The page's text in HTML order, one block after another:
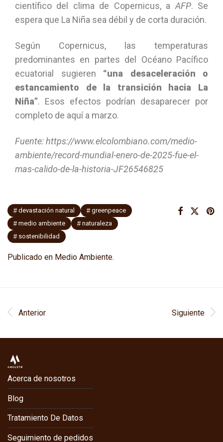
científico del clima de Copernicus, a AFP. Se
espera que La Niña sea débil y de corta duración.
Según Copernicus, las temperaturas
predominantes en partes del Océano Pacífico
ecuatorial sugieren “una desaceleración o
estancamiento de la transición hacia La
Niña”. Esos efectos podrían desaparecer por
completo de aquí a marzo.
Fuente: https://www.elcolombiano.com/medio-
ambiente/record-mundial-enero-de-2025-fue-el-
mas-calido-de-la-historia-JF26546825
devastación natural
greenpeace
medio ambiente
naturaleza
sostenibilidad
Publicado en Medio Ambiente.
Anterior Siguiente
Acerca de nosotros
Blog
Tratamiento De Datos
Seguimiento de pedidos